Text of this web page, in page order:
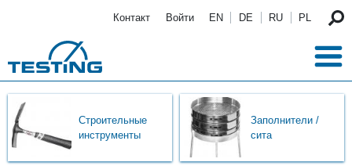
Контакт Войти EN DE RU PL
Строительные
инструменты
Заполнители /
сита